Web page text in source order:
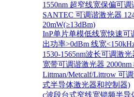
1550nm 超窄线宽保偏可
SANTEC 可调谐激光器
20mW(≥13dBm)
InP单片单模低线宽快速可
出功率>0dBm 线宽
1530-1565nm波长可调激
宽带可调谐激光器 2000nm
Littman/Metcalf/Littrow 可
式半导体激光器和控制器)
c波段台式窄线宽锁频半导